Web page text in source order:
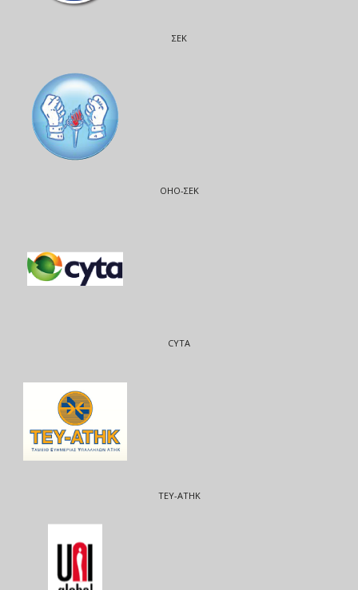
ΣΕΚ
ΟΗΟ-ΣΕΚ
CYTA
ΤΕΥ-ΑΤΗΚ